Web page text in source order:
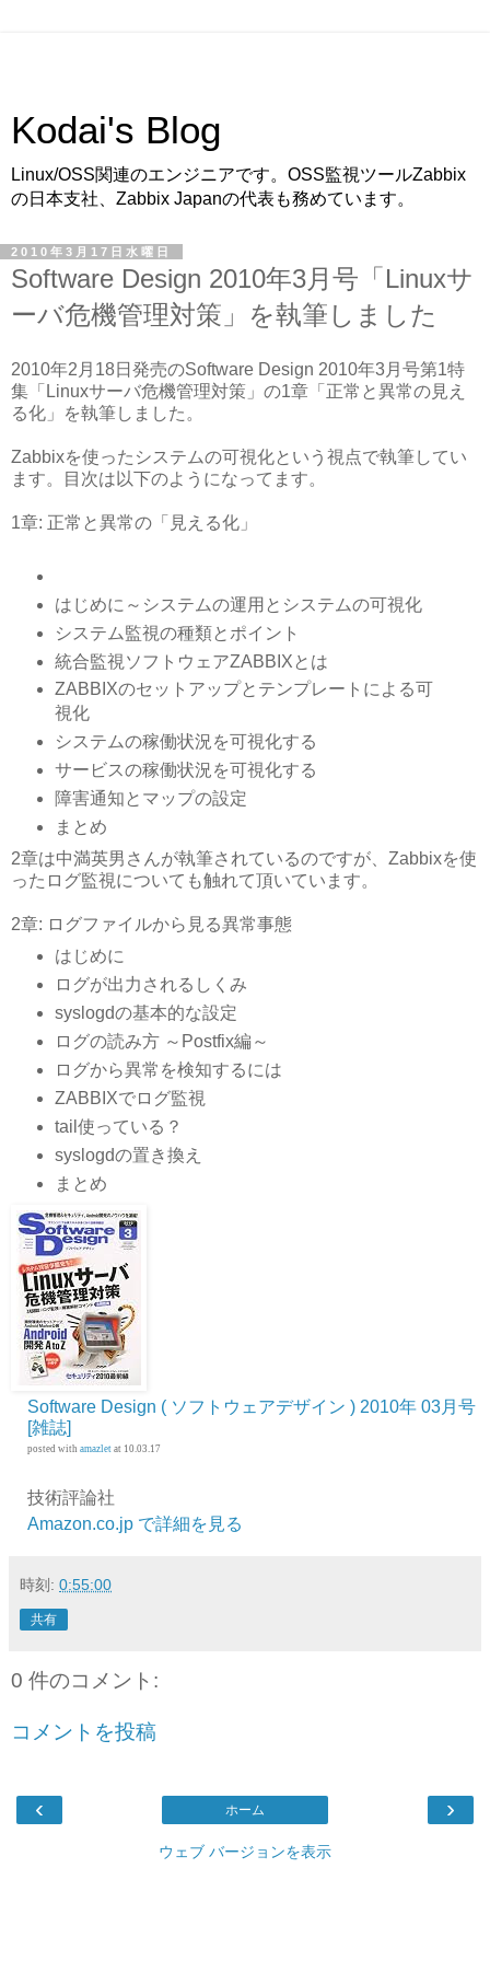
Kodai's Blog
Linux/OSS関連のエンジニアです。OSS監視ツールZabbix
の日本支社、Zabbix Japanの代表も務めています。
2010年3月17日水曜日
Software Design 2010年3月号「Linuxサ
ーバ危機管理対策」を執筆しました
2010年2月18日発売のSoftware Design 2010年3月号第1特
集「Linuxサーバ危機管理対策」の1章「正常と異常の見え
る化」を執筆しました。
Zabbixを使ったシステムの可視化という視点で執筆してい
ます。目次は以下のようになってます。
1章: 正常と異常の「見える化」
はじめに～システムの運用とシステムの可視化
システム監視の種類とポイント
統合監視ソフトウェアZABBIXとは
ZABBIXのセットアップとテンプレートによる可
視化
システムの稼働状況を可視化する
サービスの稼働状況を可視化する
障害通知とマップの設定
まとめ
2章は中満英男さんが執筆されているのですが、Zabbixを使
ったログ監視についても触れて頂いています。
2章: ログファイルから見る異常事態
はじめに
ログが出力されるしくみ
syslogdの基本的な設定
ログの読み方 ～Postfix編～
ログから異常を検知するには
ZABBIXでログ監視
tail使っている？
syslogdの置き換え
まとめ
Software Design ( ソフトウェアデザイン ) 2010年 03月号
[雑誌]
posted with amazlet at 10.03.17
技術評論社
Amazon.co.jp で詳細を見る
時刻: 0:55:00
共有
0 件のコメント:
コメントを投稿
‹ ›
ホーム
ウェブ バージョンを表示